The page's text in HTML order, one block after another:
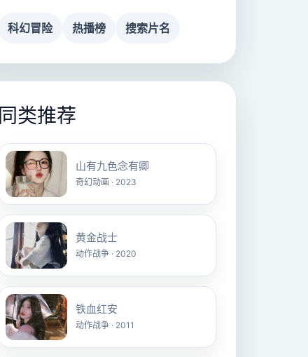
科幻冒险 热播榜 搜索片名
同类推荐
山有九色念有卿
奇幻动画 · 2023
黄金战士
动作战争 · 2020
铁血红安
动作战争 · 2011